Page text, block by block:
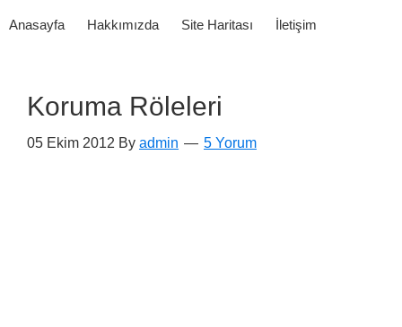
Anasayfa Hakkımızda Site Haritası İletişim
Koruma Röleleri
05 Ekim 2012 By admin 5 Yorum